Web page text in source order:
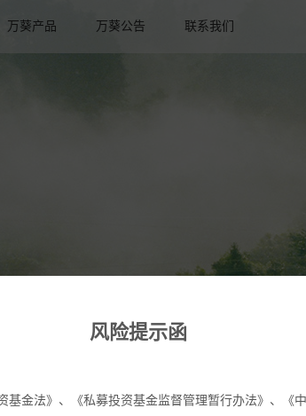
万葵产品 万葵公告 联系我们
风险提示函
基金法》、《私募投资基金监督管理暂行办法》、《